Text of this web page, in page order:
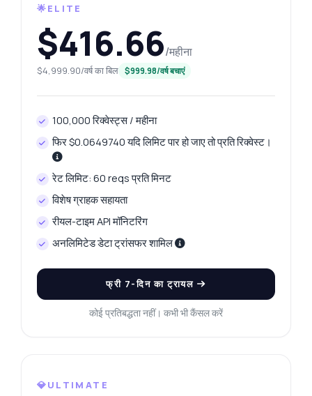
🌟ELITE
$416.66/महीना
$4,999.90/वर्ष का बिल $999.98/वर्ष बचाएं
100,000 रिक्वेस्ट्स / महीना
फिर $0.0649740 यदि लिमिट पार हो जाए तो प्रति रिक्वेस्ट।
रेट लिमिट: 60 reqs प्रति मिनट
विशेष ग्राहक सहायता
रीयल-टाइम API मॉनिटरिंग
अनलिमिटेड डेटा ट्रांसफर शामिल
फ्री 7-दिन का ट्रायल
कोई प्रतिबद्धता नहीं। कभी भी कैंसल करें
💎ULTIMATE
कुछ भी पूछें
कानपूर प्लेटिनम प्राइस फेचर API के बारे में उत्तर
चाहें।
मैं आज का प्लेटिनम मूल्य कैसे प्राप्त करूं?
मैं कल का प्लेटिनम मूल्य कैसे प्राप्त करूं?
मूल्य इतिहास के लिए मुझे कौन से पैरामीटर चाहिए?
मूल्य परिवर्तन कैसे गणना किया जाता है?
यह API क्या कर सकता है? मुझे एक कोड उदाहरण दिखाएं